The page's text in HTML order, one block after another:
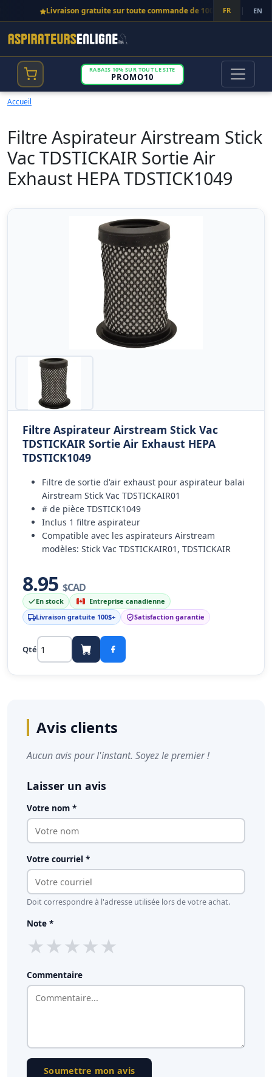
Livraison gratuite sur toute commande de 100$ et plus!
FR | EN
RABAIS 10% SUR TOUT LE SITE
PROMO10
Accueil
Filtre Aspirateur Airstream Stick
Vac TDSTICKAIR Sortie Air
Exhaust HEPA TDSTICK1049
Filtre Aspirateur Airstream Stick Vac
TDSTICKAIR Sortie Air Exhaust HEPA
TDSTICK1049
Filtre de sortie d'air exhaust pour aspirateur balai
Airstream Stick Vac TDSTICKAIR01
# de pièce TDSTICK1049
Inclus 1 filtre aspirateur
Compatible avec les aspirateurs Airstream
modèles: Stick Vac TDSTICKAIR01, TDSTICKAIR
8.95$CAD
En stock
Entreprise canadienne
Livraison gratuite 100$+
Satisfaction garantie
Qté
Avis clients
Aucun avis pour l'instant. Soyez le premier !
Laisser un avis
Votre nom *
Votre courriel *
Doit correspondre à l'adresse utilisée lors de votre achat.
Note *
★ ★ ★ ★ ★
Commentaire
Soumettre mon avis